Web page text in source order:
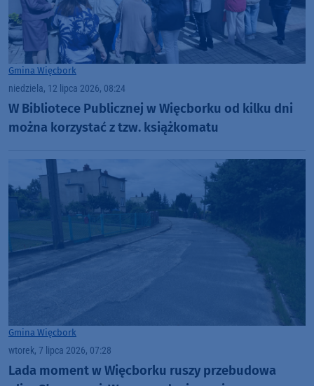
Gmina Więcbork
niedziela, 12 lipca 2026, 08:24
W Bibliotece Publicznej w Więcborku od kilku dni
można korzystać z tzw. książkomatu
Gmina Więcbork
wtorek, 7 lipca 2026, 07:28
Lada moment w Więcborku ruszy przebudowa